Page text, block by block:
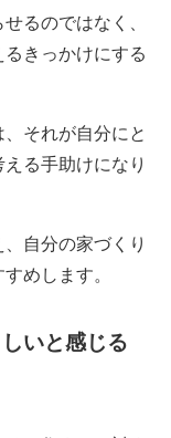
るのではなく、
きっかけにする
それが自分にと
る手助けになり
自分の家づくり
めします。
いと感じる